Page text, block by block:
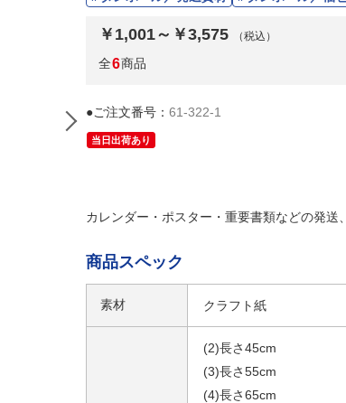
￥1,001～￥3,575 （税込）
全6商品
●ご注文番号： 61-322-1
当日出荷あり
カレンダー・ポスター・重要書類などの発送
商品スペック
素材 クラフト紙
(2)長さ45cm
(3)長さ55cm
(4)長さ65cm